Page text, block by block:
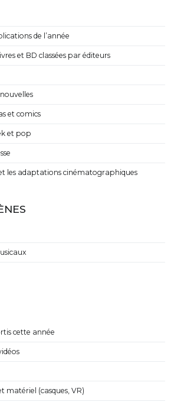
de l’année
et BD classées par éditeurs
et comics
et pop
les adaptations cinématographiques
cette année
matériel (casques, VR)